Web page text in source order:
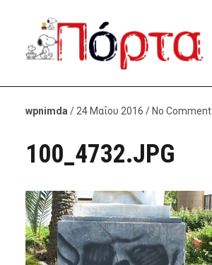
wpnimda / 24 Μαΐου 2016 / No Comment
100_4732.JPG